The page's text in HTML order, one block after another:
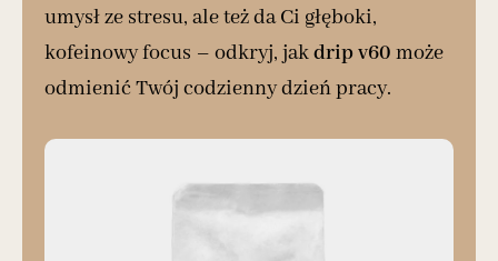
umysł ze stresu, ale też da Ci głęboki,
kofeinowy focus – odkryj, jakdrip v60 może
odmienić Twój codzienny dzień pracy.